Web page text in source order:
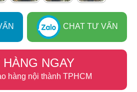
CHAT TƯ VẤN
NGAY
hàng nội thành TPHCM